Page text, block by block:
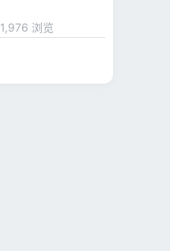
1,976 浏览